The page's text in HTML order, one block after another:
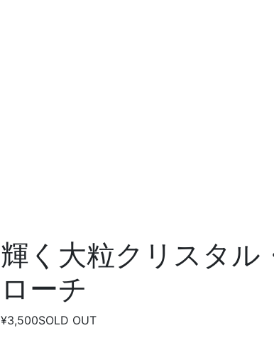
輝く大粒クリスタル
ローチ
¥3,500SOLD OUT